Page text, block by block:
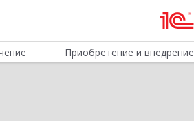
Приобретение и внедрение